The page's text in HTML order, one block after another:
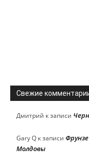
Свежие
Дмитрий к записи
Gary Q к записи
Молдовы